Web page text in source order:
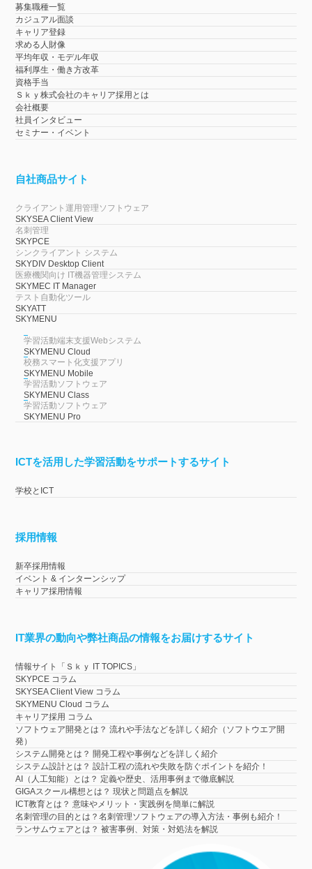
募集職種一覧
カジュアル面談
キャリア登録
求める人財像
平均年収・モデル年収
福利厚生・働き方改革
資格手当
Ｓｋｙ株式会社のキャリア採用とは
会社概要
社員インタビュー
セミナー・イベント
自社商品サイト
クライアント運用管理ソフトウェア
SKYSEA Client View
名刺管理
SKYPCE
シンクライアント システム
SKYDIV Desktop Client
医療機関向け IT機器管理システム
SKYMEC IT Manager
テスト自動化ツール
SKYATT
SKYMENU
学習活動端末支援Webシステム
SKYMENU Cloud
校務スマート化支援アプリ
SKYMENU Mobile
学習活動ソフトウェア
SKYMENU Class
学習活動ソフトウェア
SKYMENU Pro
ICTを活用した学習活動をサポートするサイト
学校とICT
採用情報
新卒採用情報
イベント & インターンシップ
キャリア採用情報
IT業界の動向や弊社商品の情報をお届けするサイト
情報サイト「Ｓｋｙ IT TOPICS」
SKYPCE コラム
SKYSEA Client View コラム
SKYMENU Cloud コラム
キャリア採用 コラム
ソフトウェア開発とは？ 流れや手法などを詳しく紹介（ソフトウエア開
発）
システム開発とは？ 開発工程や事例などを詳しく紹介
システム設計とは？ 設計工程の流れや失敗を防ぐポイントを紹介！
AI（人工知能）とは？ 定義や歴史、活用事例まで徹底解説
GIGAスクール構想とは？ 現状と問題点を解説
ICT教育とは？ 意味やメリット・実践例を簡単に解説
名刺管理の目的とは？名刺管理ソフトウェアの導入方法・事例も紹介！
ランサムウェアとは？ 被害事例、対策・対処法を解説